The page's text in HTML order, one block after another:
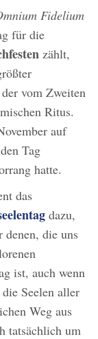
Fidelium
für die
zählt,
vom Zweiten
Ritus.
auf
Tag
hatte.
das
dazu,
denen, die uns
ist, auch wenn
Seelen aller
Weg aus
tatsächlich um